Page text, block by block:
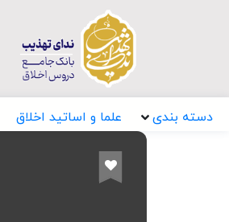
دسته بندی علما و اساتید اخلاق